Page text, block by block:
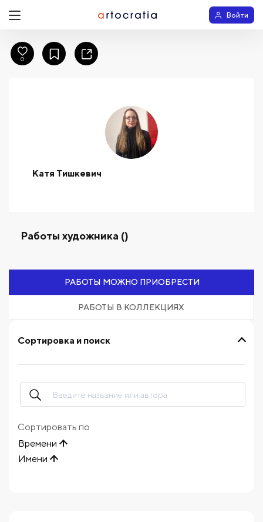
Войти
Катя Тишкевич
Работы художника ()
РАБОТЫ МОЖНО ПРИОБРЕСТИ
РАБОТЫ В КОЛЛЕКЦИЯХ
Сортировка и поиск
Сортировать по
Времени
Имени
0